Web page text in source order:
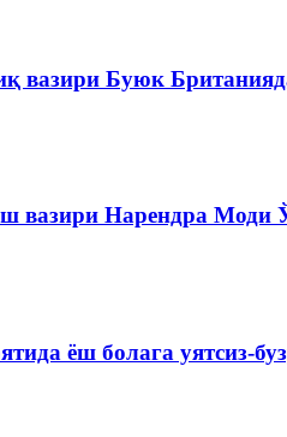
вазири Буюк
вазири Нарендра Моди
ёш болага уятсиз-